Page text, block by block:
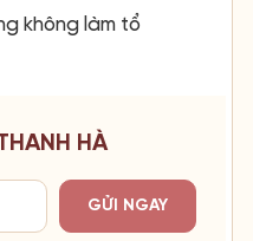
không làm tổ
HÀ
GỬI NGAY